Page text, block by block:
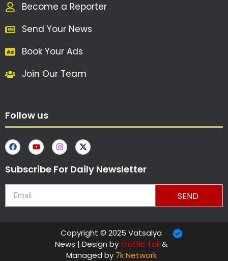
Become a Reporter
Send Your News
Book Your Ads
Join Our Team
Follow us
Subscribe For Daily Newsletter
SEND
Copyright © 2025 Vatsalya
News | Design by Traffic Tail&
Managed by 7k Network